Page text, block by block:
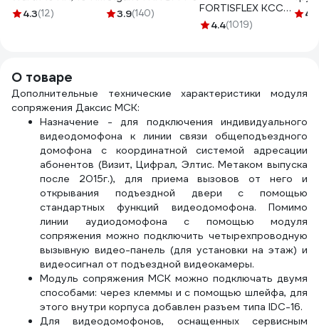
5997719615090 1
4.3(12)
3.9(140)
FORTISFLEX КСС
5х300 черный
4.4(1019)
4.9
О товаре
Дополнительные технические характеристики модуля
сопряжения Даксис МСК:
Назначение - для подключения индивидуального
видеодомофона к линии связи общеподъездного
домофона с координатной системой адресации
абонентов (Визит, Цифрал, Элтис. Метаком выпуска
после 2015г.), для приема вызовов от него и
открывания подъездной двери с помощью
стандартных функций видеодомофона. Помимо
линии аудиодомофона с помощью модуля
сопряжения можно подключить четырехпроводную
вызывную видео-панель (для установки на этаж) и
видеосигнал от подъездной видеокамеры.
Модуль сопряжения МСК можно подключать двумя
способами: через клеммы и с помощью шлейфа, для
этого внутри корпуса добавлен разъем типа IDC-16.
Для видеодомофонов, оснащенных сервисным